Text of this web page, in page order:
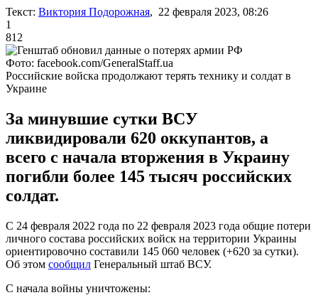
Текст: Виктория Подорожная, 22 февраля 2023, 08:26
1
812
Фото: facebook.com/GeneralStaff.ua
Российские войска продолжают терять технику и солдат в
Украине
За минувшие сутки ВСУ
ликвидировали 620 оккупантов, а
всего с начала вторжения в Украину
погибли более 145 тысяч российских
солдат.
С 24 февраля 2022 года по 22 февраля 2023 года общие потери
личного состава российских войск на территории Украины
ориентировочно составили 145 060 человек (+620 за сутки).
Об этом сообщил Генеральный штаб ВСУ.
С начала войны уничтожены: